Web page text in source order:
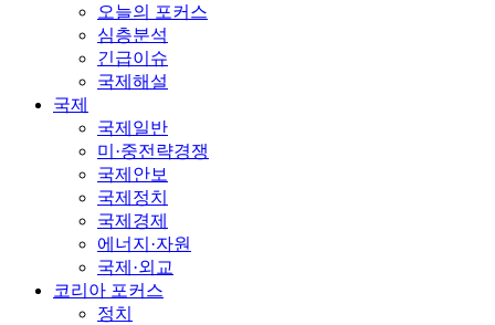
오늘의 포커스
심층분석
긴급이슈
국제해설
국제
국제일반
미·중전략경쟁
국제안보
국제정치
국제경제
에너지·자원
국제·외교
코리아 포커스
정치